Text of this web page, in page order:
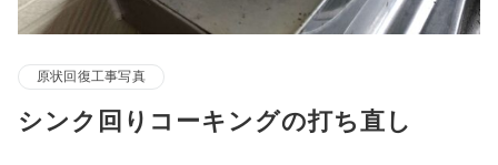
原状回復工事写真
シンク回りコーキングの打ち直し